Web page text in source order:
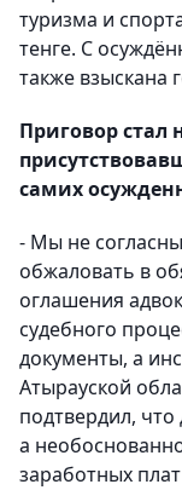
туризма и
тенге. С
также взыскана
Приговор стал
самих
- Мы не
обжаловать в
оглашения
судебного
документы, а
Атырауской
подтвердил,
а
заработных